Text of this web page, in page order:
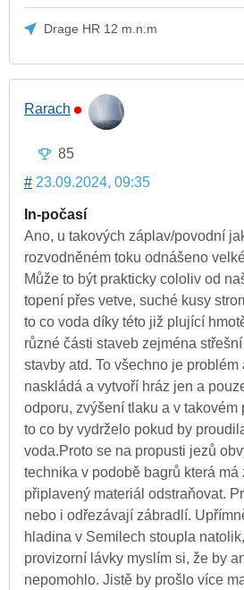
Drage HR 12 m.n.m
Rarach
85
# 23.09.2024, 09:35
In-počasí
Ano, u takových záplav/povodní
rozvodněném toku odnášeno
Může to být prakticky cololiv od
topení přes vetve, suché kusy
to co voda díky této již plující
různé části staveb zejména
stavby atd. To všechno je problém
naskládá a vytvoří hráz jen a
odporu, zvýšení tlaku a v takovém
to co by vydrželo pokud by
voda.Proto se na propusti jezů
technika v podobě bagrů která má
připlavený materiál odstraňovat.
nebo i odřezávají zábradlí.
hladina v Semilech stoupla
provizorní lávky myslím si, že by
nepomohlo. Jistě by prošlo více